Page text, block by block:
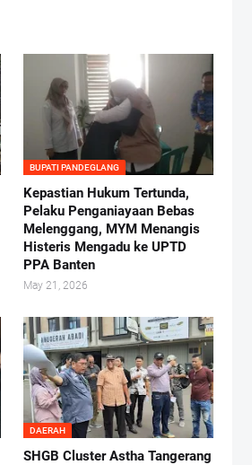
BUPATI PANDEGLANG
Kepastian Hukum Tertunda,
Pelaku Penganiayaan Bebas
Melenggang, MYM Menangis
Histeris Mengadu ke UPTD
PPA Banten
May 21, 2026
DAERAH
SHGB Cluster Astha Tangerang